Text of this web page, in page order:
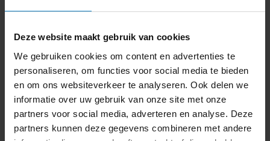
Deze website maakt gebruik van cookies
We gebruiken cookies om content en advertenties te
personaliseren, om functies voor social media te bieden
en om ons websiteverkeer te analyseren. Ook delen we
informatie over uw gebruik van onze site met onze
partners voor social media, adverteren en analyse. Deze
partners kunnen deze gegevens combineren met andere
demo.
Maak een afspraak >